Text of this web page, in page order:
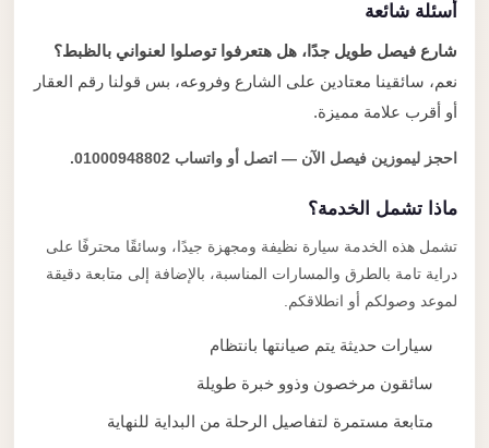
أسئلة شائعة
شارع فيصل طويل جدًا، هل هتعرفوا توصلوا لعنواني بالظبط؟
نعم، سائقينا معتادين على الشارع وفروعه، بس قولنا رقم العقار
أو أقرب علامة مميزة.
احجز ليموزين فيصل الآن — اتصل أو واتساب 01000948802.
ماذا تشمل الخدمة؟
تشمل هذه الخدمة سيارة نظيفة ومجهزة جيدًا، وسائقًا محترفًا على
دراية تامة بالطرق والمسارات المناسبة، بالإضافة إلى متابعة دقيقة
لموعد وصولكم أو انطلاقكم.
سيارات حديثة يتم صيانتها بانتظام
سائقون مرخصون وذوو خبرة طويلة
متابعة مستمرة لتفاصيل الرحلة من البداية للنهاية